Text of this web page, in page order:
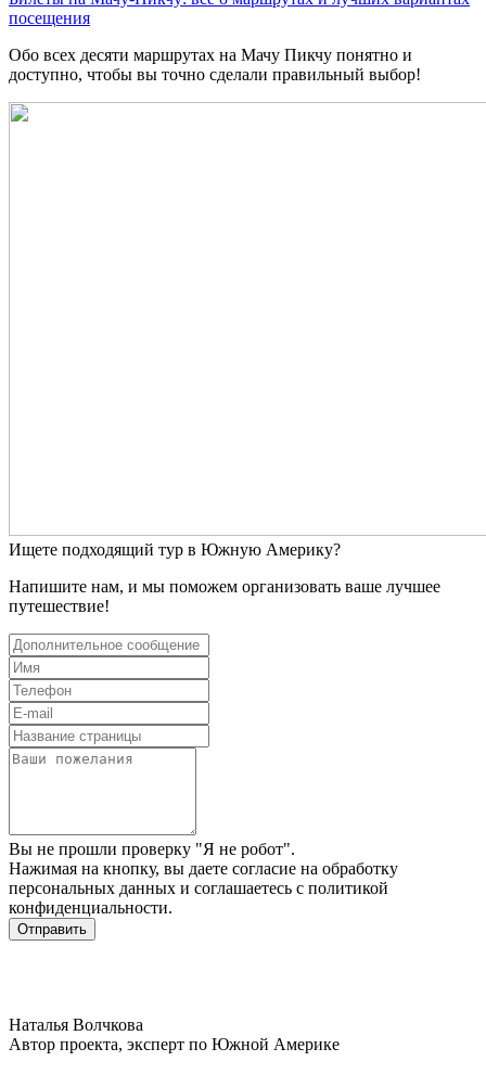
посещения
Обо всех десяти маршрутах на Мачу Пикчу понятно и
доступно, чтобы вы точно сделали правильный выбор!
Ищете подходящий тур в Южную Америку?
Напишите нам, и мы поможем организовать ваше лучшее
путешествие!
Вы не прошли проверку "Я не робот".
Нажимая на кнопку, вы даете согласие на обработку
персональных данных и соглашаетесь c политикой
конфиденциальности.
Наталья Волчкова
Автор проекта, эксперт по Южной Америке